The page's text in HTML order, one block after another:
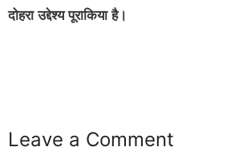
दोहरा उद्देश्‍य पूराकिया है।
Leave a Comment